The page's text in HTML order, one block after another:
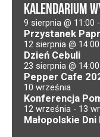
KALENDARIUM
9 sierpnia @ 11:00 -
Przystanek
12 sierpnia @ 14:00
Dzień Cebuli
23 sierpnia @ 14:00
Pepper Cafe
10 września
Konferencja
12 września - 13
Małopolskie